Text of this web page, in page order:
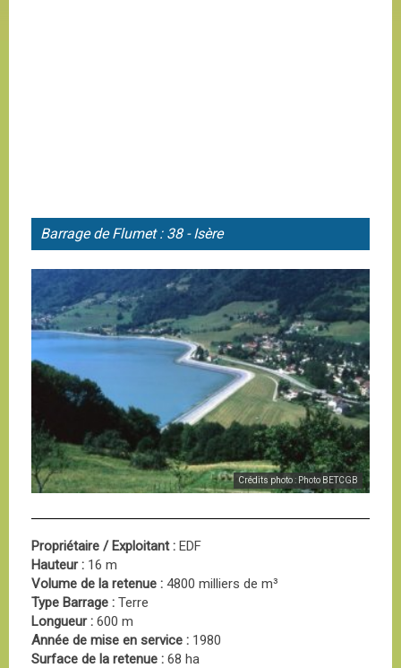
Barrage deFlumet : 38 - Isère
Crédits photo : Photo BETCGB
Propriétaire / Exploitant : EDF
Hauteur : 16 m
Volume de la retenue : 4800 milliers de m³
Type Barrage : Terre
Longueur : 600 m
Année de mise en service : 1980
Surface de la retenue : 68 ha